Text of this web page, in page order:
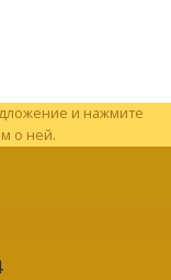
и нажмите
о ней.